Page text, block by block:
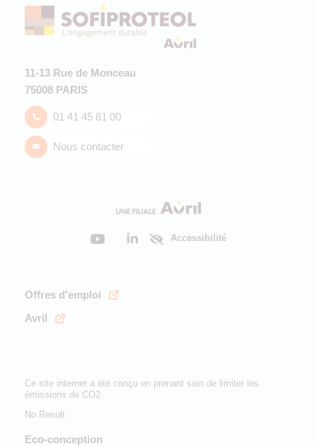
11-13 Rue de Monceau
75008 PARIS
01 41 45 81 00
Nous contacter
Accessibilité
Offres d'emploi
Avril
Ce site internet a été conçu en prenant soin de limiter les
émissions de CO2
No Result
Eco-conception